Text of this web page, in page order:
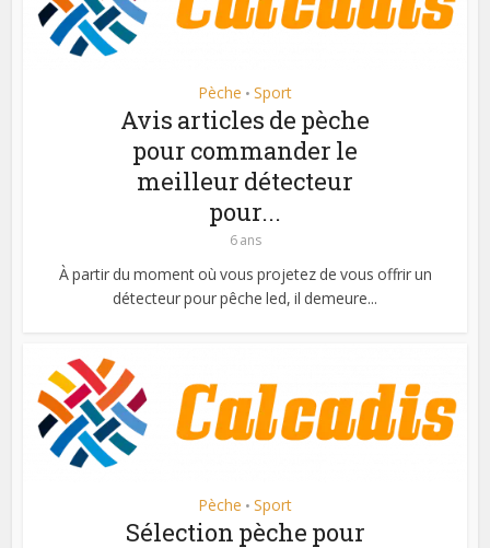
Pèche • Sport
Avis articles de pèche
pour commander le
meilleur détecteur
pour...
6 ans
À partir du moment où vous projetez de vous offrir un
détecteur pour pêche led, il demeure...
Pèche • Sport
Sélection pèche pour